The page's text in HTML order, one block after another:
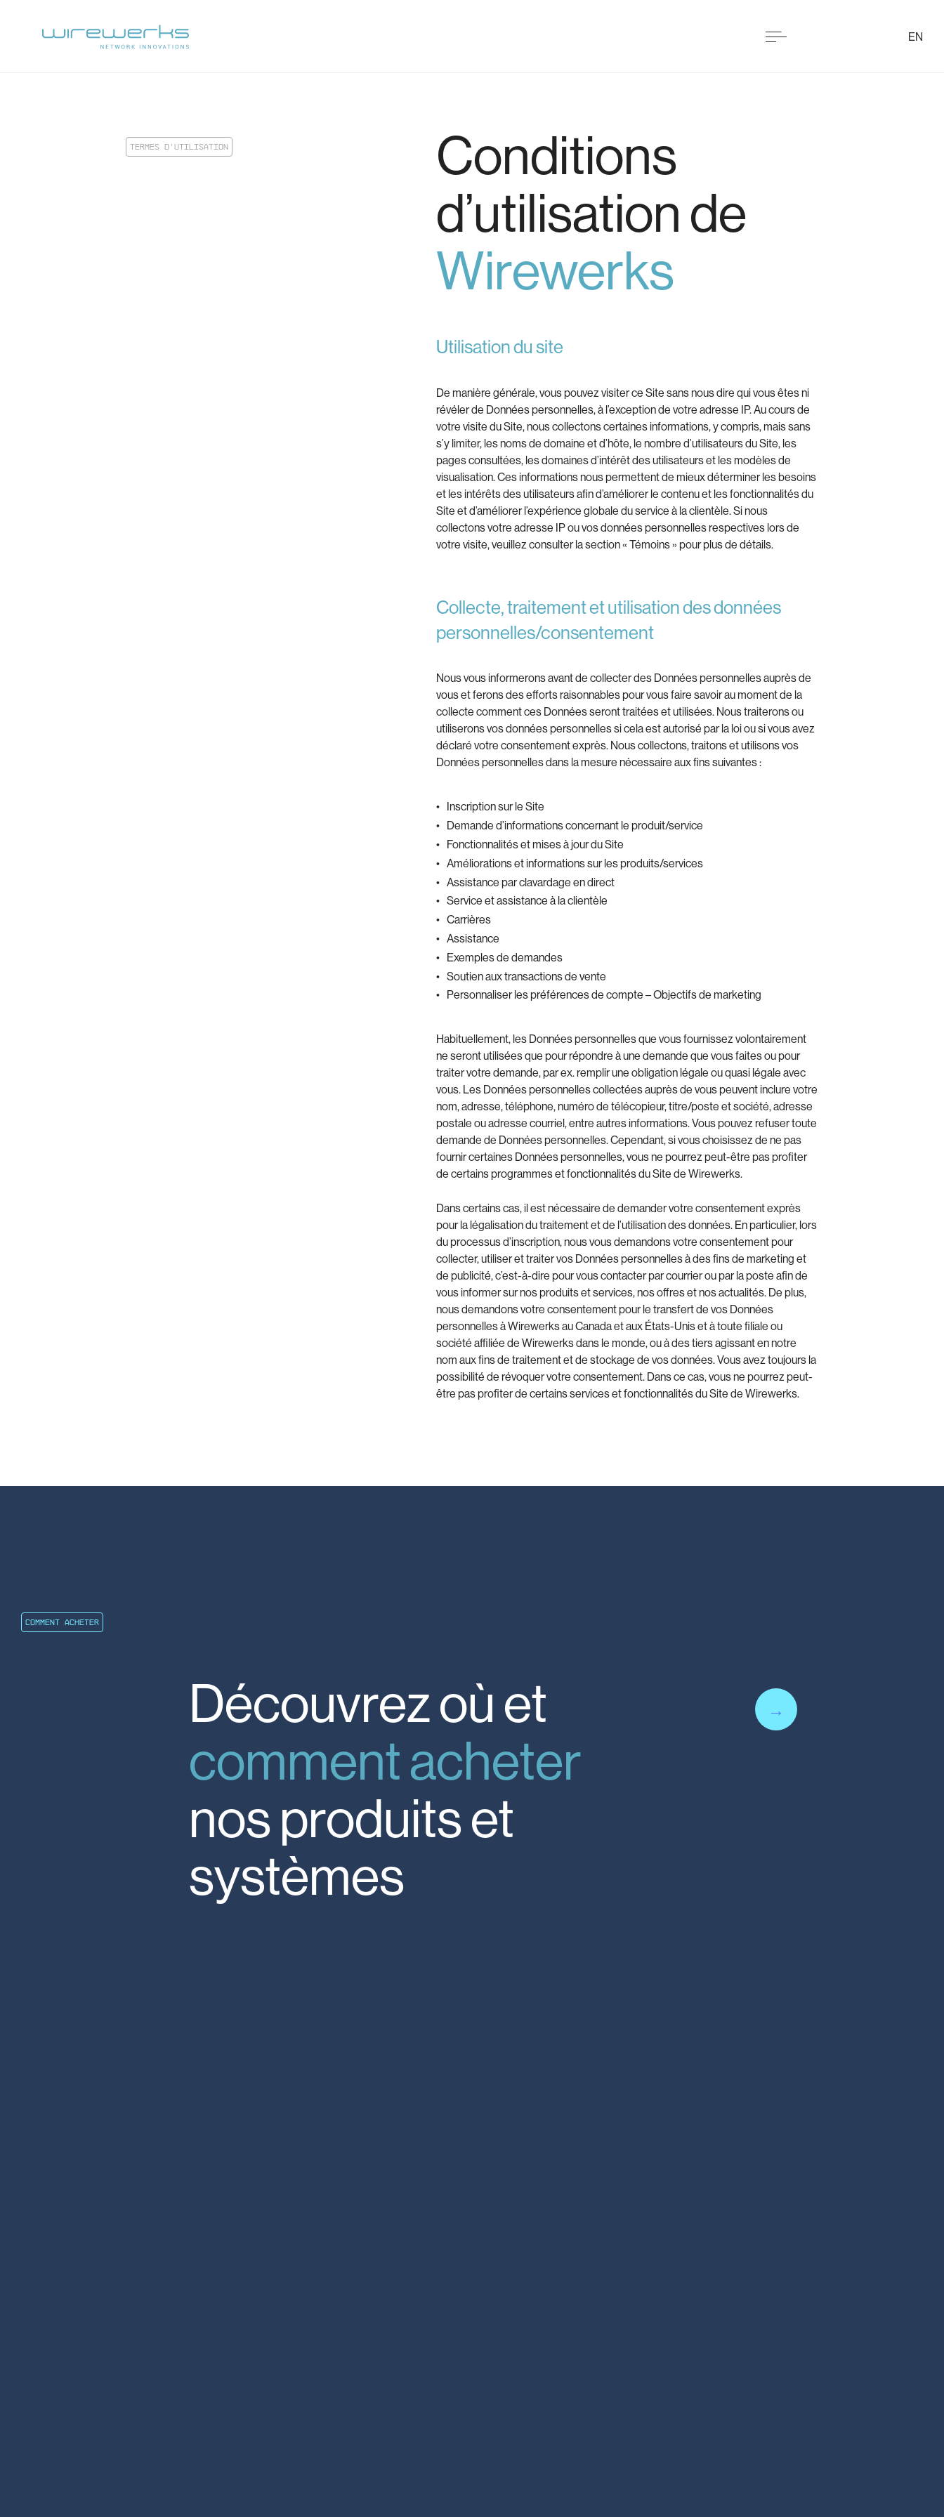
EN
TERMES D’UTILISATION
Conditions
d’utilisation de
Wirewerks
Utilisation du site
De manière générale, vous pouvez visiter ce Site sans nous dire qui vous êtes ni
révéler de Données personnelles, à l’exception de votre adresse IP. Au cours de
votre visite du Site, nous collectons certaines informations, y compris, mais sans
s’y limiter, les noms de domaine et d’hôte, le nombre d’utilisateurs du Site, les
pages consultées, les domaines d’intérêt des utilisateurs et les modèles de
visualisation. Ces informations nous permettent de mieux déterminer les besoins
et les intérêts des utilisateurs afin d’améliorer le contenu et les fonctionnalités du
Site et d’améliorer l’expérience globale du service à la clientèle. Si nous
collectons votre adresse IP ou vos données personnelles respectives lors de
votre visite, veuillez consulter la section « Témoins » pour plus de détails.
Collecte, traitement et utilisation des données
personnelles/consentement
Nous vous informerons avant de collecter des Données personnelles auprès de
vous et ferons des efforts raisonnables pour vous faire savoir au moment de la
collecte comment ces Données seront traitées et utilisées. Nous traiterons ou
utiliserons vos données personnelles si cela est autorisé par la loi ou si vous avez
déclaré votre consentement exprès. Nous collectons, traitons et utilisons vos
Données personnelles dans la mesure nécessaire aux fins suivantes :
Inscription sur le Site
Demande d’informations concernant le produit/service
Fonctionnalités et mises à jour du Site
Améliorations et informations sur les produits/services
Assistance par clavardage en direct
Service et assistance à la clientèle
Carrières
Assistance
Exemples de demandes
Soutien aux transactions de vente
Personnaliser les préférences de compte – Objectifs de marketing
Habituellement, les Données personnelles que vous fournissez volontairement
ne seront utilisées que pour répondre à une demande que vous faites ou pour
traiter votre demande, par ex. remplir une obligation légale ou quasi légale avec
vous. Les Données personnelles collectées auprès de vous peuvent inclure votre
nom, adresse, téléphone, numéro de télécopieur, titre/poste et société, adresse
postale ou adresse courriel, entre autres informations. Vous pouvez refuser toute
demande de Données personnelles. Cependant, si vous choisissez de ne pas
fournir certaines Données personnelles, vous ne pourrez peut-être pas profiter
de certains programmes et fonctionnalités du Site de Wirewerks.
Dans certains cas, il est nécessaire de demander votre consentement exprès
pour la légalisation du traitement et de l’utilisation des données. En particulier, lors
du processus d’inscription, nous vous demandons votre consentement pour
collecter, utiliser et traiter vos Données personnelles à des fins de marketing et
de publicité, c’est-à-dire pour vous contacter par courrier ou par la poste afin de
vous informer sur nos produits et services, nos offres et nos actualités. De plus,
nous demandons votre consentement pour le transfert de vos Données
personnelles à Wirewerks au Canada et aux États-Unis et à toute filiale ou
société affiliée de Wirewerks dans le monde, ou à des tiers agissant en notre
nom aux fins de traitement et de stockage de vos données. Vous avez toujours la
possibilité de révoquer votre consentement. Dans ce cas, vous ne pourrez peut-
être pas profiter de certains services et fonctionnalités du Site de Wirewerks.
COMMENT ACHETER
Découvrezoùet
commentacheter
nosproduitset
systèmes